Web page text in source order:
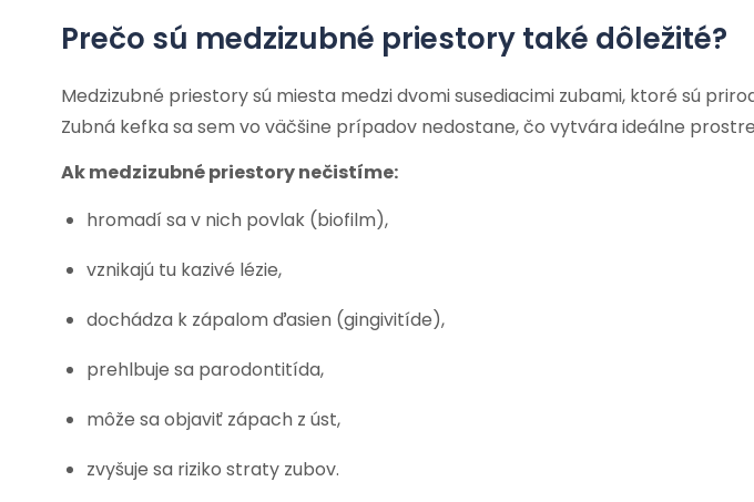
Prečo sú medzizubné priestory také dôležité?
Medzizubné priestory sú miesta medzi dvomi susediacimi zubami, ktoré sú
Zubná kefka sa sem vo väčšine prípadov nedostane, čo vytvára ideálne
Ak medzizubné priestory nečistíme:
hromadí sa v nich povlak (biofilm),
vznikajú tu kazivé lézie,
dochádza k zápalom ďasien (gingivitíde),
prehlbuje sa parodontitída,
môže sa objaviť zápach z úst,
zvyšuje sa riziko straty zubov.